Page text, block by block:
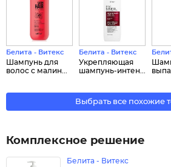
Белита - Витекс
Шампунь для
волос с малин...
Белита - Витекс
Укрепляющая
шампунь-интен...
Выбрать все похожие
Комплексное решение
Белита - Витекс